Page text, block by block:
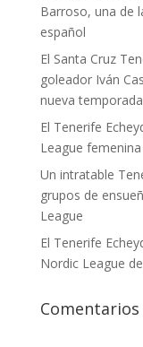
Barroso, una de
español
El Santa Cruz
goleador Iván
nueva temporada
El Tenerife
League
Un intratable
grupos de
League
El Tenerife
Nordic League